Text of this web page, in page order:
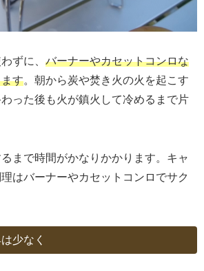
ずに、 バーナーやカセットコンロな
す。朝から炭や焚き火の火を起こす
った後も火が鎮火して冷めるまで片
まで時間がかなりかかります。キャ
はバーナーやカセットコンロでサク
少なく